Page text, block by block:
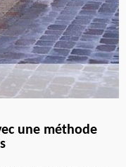
une méthode